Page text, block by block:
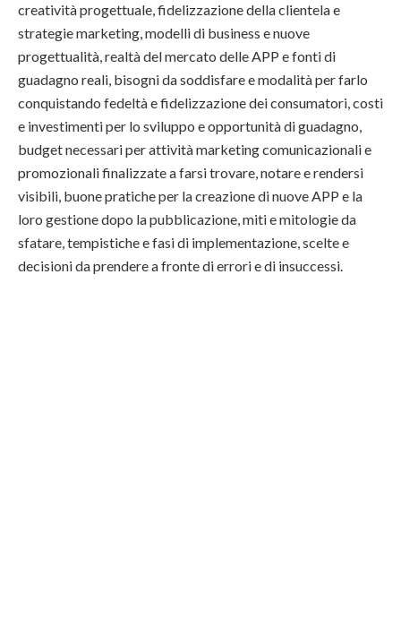
creatività progettuale, fidelizzazione della clientela e
strategie marketing, modelli di business e nuove
progettualità, realtà del mercato delle APP e fonti di
guadagno reali, bisogni da soddisfare e modalità per farlo
conquistando fedeltà e fidelizzazione dei consumatori, costi
e investimenti per lo sviluppo e opportunità di guadagno,
budget necessari per attività marketing comunicazionali e
promozionali finalizzate a farsi trovare, notare e rendersi
visibili, buone pratiche per la creazione di nuove APP e la
loro gestione dopo la pubblicazione, miti e mitologie da
sfatare, tempistiche e fasi di implementazione, scelte e
decisioni da prendere a fronte di errori e di insuccessi.